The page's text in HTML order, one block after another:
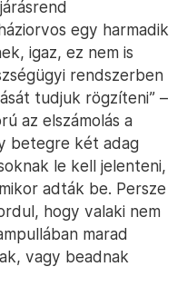
egy harmadik
igaz, ez nem is
rendszerben
tudjuk rögzíteni” –
az elszámolás a
betegre két adag
le kell jelenteni,
adták be. Persze
hogy valaki nem
marad
vagy beadnak